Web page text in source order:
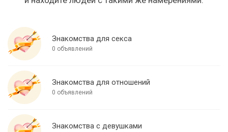
Знакомства для секса
0 объявлений
Знакомства для отношений
0 объявлений
Знакомства с девушками